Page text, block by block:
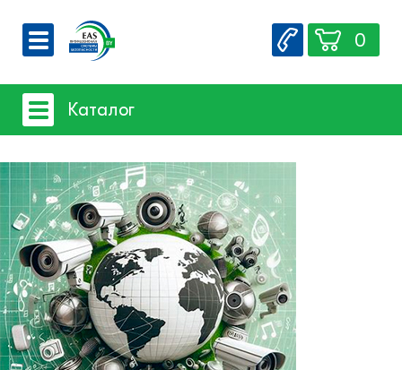
О компании
Вакансии
Контакты
0
Каталог
Системы видеонаблюдения
- iFLOW
- SpaceTechnology
- EZ-IP
- Dahua
- Hikvision
- Комплектующие и монтажный
материал